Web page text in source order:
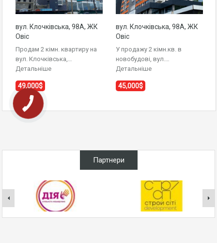
вул. Клочківська, 98А, ЖК
Овіс
Продам 2 кімн. квартиру на
вул. Клочківська,…
Детальніше
49,000$
вул. Клочківська, 98А, ЖК
Овіс
У продажу 2 кімн.кв. в
новобудові, вул.…
Детальніше
45,000$
Партнери